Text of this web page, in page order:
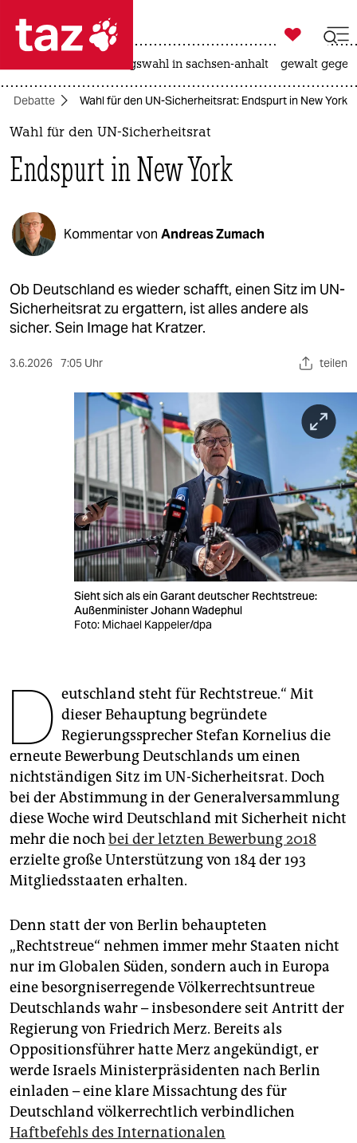
 taz zahl ich
taz zahl ich
politik
öko
gesellschaft
kultur
sport
berlin
veranstaltungen
fragen & hilfe
unterstützen
genossenschaft
epaper login

taz zahl ich
landtagswahl in sachsen-anhalt gewalt
Debatte Wahl für den UN-Sicherheitsrat: Endspurt in New York
Wahl für den UN-Sicherheitsrat
Endspurt in New York
Kommentar von Andreas Zumach
Ob Deutschland es wieder schafft, einen Sitz im UN-
Sicherheitsrat zu ergattern, ist alles andere als
sicher. Sein Image hat Kratzer.
3.6.2026 7:05 Uhr teilen
Sieht sich als ein Garant deutscher Rechtstreue:
Außenminister Johann Wadephul
Foto: Michael Kappeler/dpa
D eutschland steht für Rechtstreue.“ Mit
dieser Behauptung begründete
Regierungssprecher Stefan Kornelius die
erneute Bewerbung Deutschlands um einen
nichtständigen Sitz im UN-Sicherheitsrat. Doch
bei der Abstimmung in der Generalversammlung
diese Woche wird Deutschland mit Sicherheit nicht
mehr die nochbei der letzten Bewerbung 2018
erzielte große Unterstützung von 184 der 193
Mitgliedsstaaten erhalten.
Denn statt der von Berlin behaupteten
„Rechtstreue“ nehmen immer mehr Staaten nicht
nur im Globalen Süden, sondern auch in Europa
eine besorgniserregende Völkerrechtsuntreue
Deutschlands wahr – insbesondere seit Antritt der
Regierung von Friedrich Merz. Bereits als
Oppositionsführer hatte Merz angekündigt, er
werde Israels Ministerpräsidenten nach Berlin
einladen – eine klare Missachtung des für
Deutschland völkerrechtlich verbindlichen
Haftbefehls des Internationalen